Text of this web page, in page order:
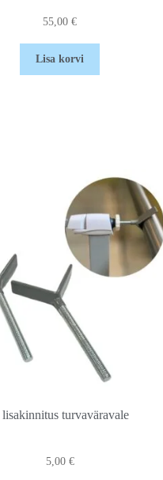
55,00€
Lisa korvi
turvaväravale
5,00 €